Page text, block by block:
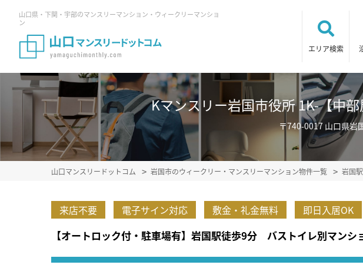
山口県・下関・宇部のマンスリーマンション・ウィークリーマンショ
ン
エリア検索
Kマンスリー岩国市役所 1K-【中
〒740-0017 山口県岩
山口マンスリードットコム 岩国市のウィークリー・マンスリーマンション物件一覧 岩国
来店不要 電子サイン対応 敷金・礼金無料 即日入居OK
【オートロック付・駐車場有】岩国駅徒歩9分 バストイレ別マン